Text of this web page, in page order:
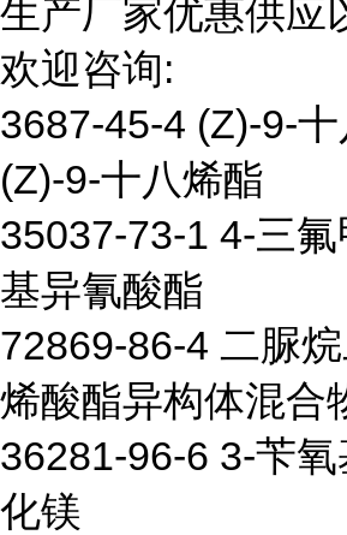
生产厂家优惠供应
欢迎咨询:
3687-45-4 (Z)-9-
(Z)-9-十八烯酯
35037-73-1 4-三
基异氰酸酯
72869-86-4 二脲
烯酸酯异构体混合
36281-96-6 3-苄
化镁